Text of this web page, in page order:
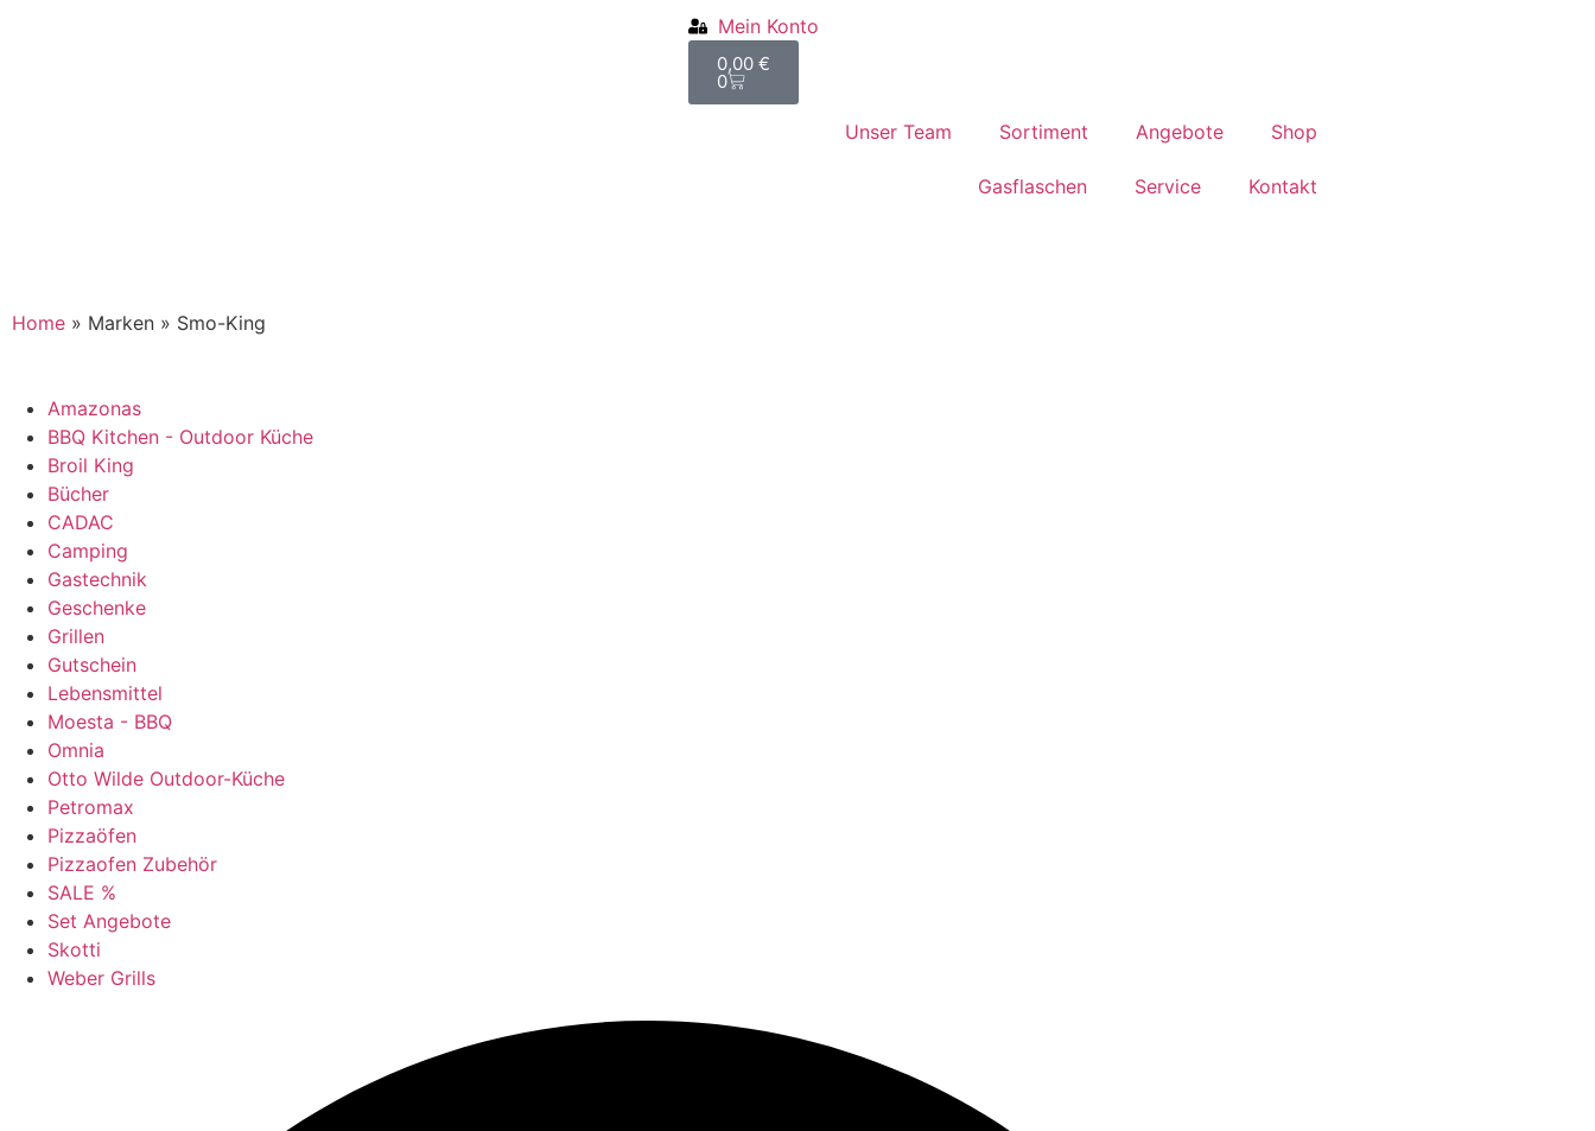
Mein Konto
0,00 €
0
Unser Team Sortiment Angebote Shop
Gasflaschen Service Kontakt
Home » Marken » Smo-King
Amazonas
BBQ Kitchen - Outdoor Küche
Broil King
Bücher
CADAC
Camping
Gastechnik
Geschenke
Grillen
Gutschein
Lebensmittel
Moesta - BBQ
Omnia
Otto Wilde Outdoor-Küche
Petromax
Pizzaöfen
Pizzaofen Zubehör
SALE %
Set Angebote
Skotti
Weber Grills